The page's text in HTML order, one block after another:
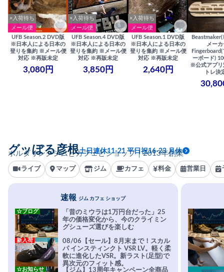
×入荷待ち
メール便
UFB Season.2 DVD版
※日本人による日本の
登りを集約 ※メール便
対応 ※再販未定
3,080円
×入荷待ち
メール便
UFB Season.4 DVD版
※日本人による日本の
登りを集約 ※メール便
対応 ※再販未定
3,850円
×入荷待ち
メール便
UFB Season.1 DVD版
※日本人による日本の
登りを集約 ※メール便
対応 ※再販未定
2,640円
メーカ
ーボード)
※公式アプ
トレ決
ボルダリングジムとカフェとショップ｜2013年創業
グッぼる彦根土日連休11-21 平日祝16-23 月休
ライブ マップ ジム カフェ 料金 営業日
速報 ジム カフェ ショップ
「昔のミウラは1万円台だった」25
年の価格変化から、今のクライミン
グシューズ選びを楽しむ
☆ブログ
08/06【セール】8月末まで！スカル
パ インスティンクト VSR LV。軽く柔
軟に進化したVSR。新ラスト(足型)で
異次元のフィット感。
新入荷
【ジム】13周年キャンペーン全商品
☆お知らせ